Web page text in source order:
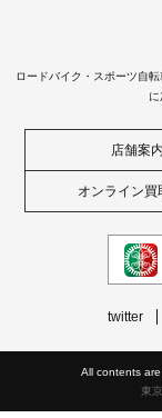
ロードバイク・スポーツ自
店舗案内
オンライン買
twitter
All contents
東